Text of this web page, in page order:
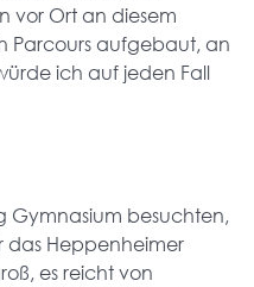
vor Ort an diesem
Parcours aufgebaut, an
ich auf jeden Fall
Gymnasium besuchten,
das Heppenheimer
es reicht von